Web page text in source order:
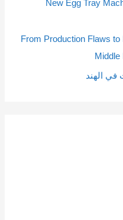
New Egg Tray
From Production Flaws
Middle
في الهند